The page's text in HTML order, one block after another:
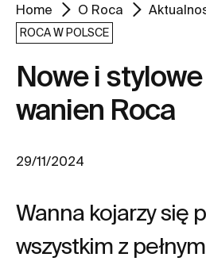
Home O Roca
ROCA W POLSCE
Nowe i
wanien Roca
29/11/2024
Wanna kojarzy się
wszystkim z